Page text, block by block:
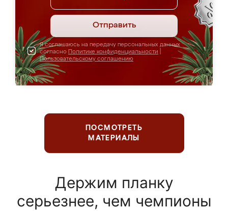
Отправить
Я соглашаюсь на передачу персональных данных
согласно Политике конфиденциальности
Пользовательскому соглашению
ПОСМОТРЕТЬ
МАТЕРИАЛЫ
Держим планку
серьезнее, чем чемпионы